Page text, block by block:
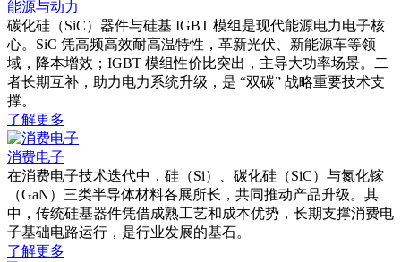
能源与动力
碳化硅（SiC）器件与硅基 IGBT 模组是现代能源电力电子核
心。SiC 凭高频高效耐高温特性，革新光伏、新能源车等领
域，降本增效；IGBT 模组性价比突出，主导大功率场景。二
者长期互补，助力电力系统升级，是 “双碳” 战略重要技术支
撑。
了解更多
消费电子
在消费电子技术迭代中，硅（Si）、碳化硅（SiC）与氮化镓
（GaN）三类半导体材料各展所长，共同推动产品升级。其
中，传统硅基器件凭借成熟工艺和成本优势，长期支撑消费电
子基础电路运行，是行业发展的基石。
了解更多